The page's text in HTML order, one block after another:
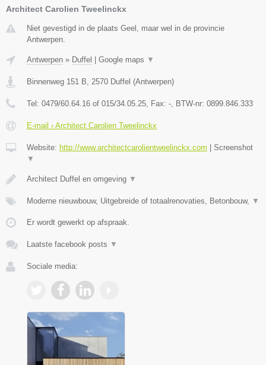
Architect Carolien Tweelinckx
Niet gevestigd in de plaats Geel, maar wel in de provincie
Antwerpen.
Antwerpen » Duffel Google maps ▼
Binnenweg 151 B, 2570 Duffel (Antwerpen)
Tel: 0479/60.64.16 of 015/34.05.25, Fax: -, BTW-nr: 0899.846.333
E-mail › Architect Carolien Tweelinckx
Website: http://www.architectcarolientweelinckx.com
Screenshot
▼
Architect Duffel en omgeving ▼
Moderne nieuwbouw, Uitgebreide of totaalrenovaties, Betonbouw, ▼
Er wordt gewerkt op afspraak.
Laatste facebook posts ▼
Sociale media: